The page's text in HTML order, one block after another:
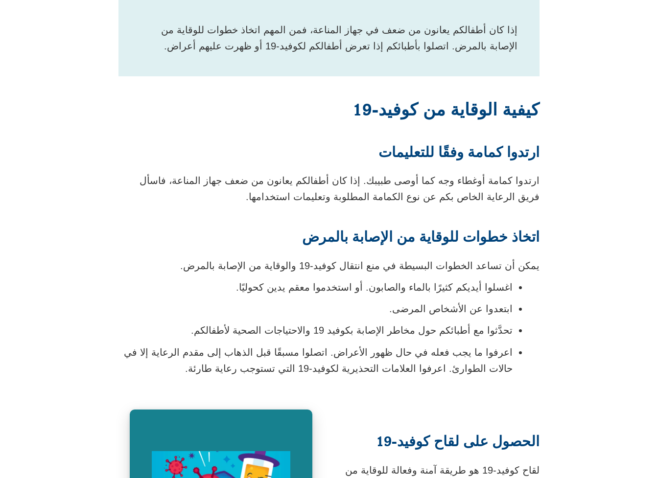
إذا كان أطفالكم يعانون من ضعف في جهاز المناعة، فمن المهم اتخاذ خطوات للوقاية من
الإصابة بالمرض. اتصلوا بأطبائكم إذا تعرض أطفالكم لكوفيد-19 أو ظهرت عليهم أعراض.
كيفية الوقاية من كوفيد-19
ارتدوا كمامة وفقًا للتعليمات
ارتدوا كمامة أوغطاء وجه كما أوصى طبيبك. إذا كان أطفالكم يعانون من ضعف جهاز المناعة، فاسأل
فريق الرعاية الخاص بكم عن نوع الكمامة المطلوبة وتعليمات استخدامها.
اتخاذ خطوات للوقاية من الإصابة بالمرض
يمكن أن تساعد الخطوات البسيطة في منع انتقال كوفيد-19 والوقاية من الإصابة بالمرض.
اغسلوا أيديكم كثيرًا بالماء والصابون. أو استخدموا معقم يدين كحوليًا.
ابتعدوا عن الأشخاص المرضى.
تحدَّثوا مع أطبائكم حول مخاطر الإصابة بكوفيد 19‏ والاحتياجات الصحية لأطفالكم.
اعرفوا ما يجب فعله في حال ظهور الأعراض. اتصلوا مسبقًا قبل الذهاب إلى مقدم الرعاية إلا في
حالات الطوارئ. اعرفوا العلامات التحذيرية لكوفيد-19 التي تستوجب رعاية طارئة.
الحصول على لقاح كوفيد-19
لقاح كوفيد-19 هو طريقة آمنة وفعالة للوقاية من